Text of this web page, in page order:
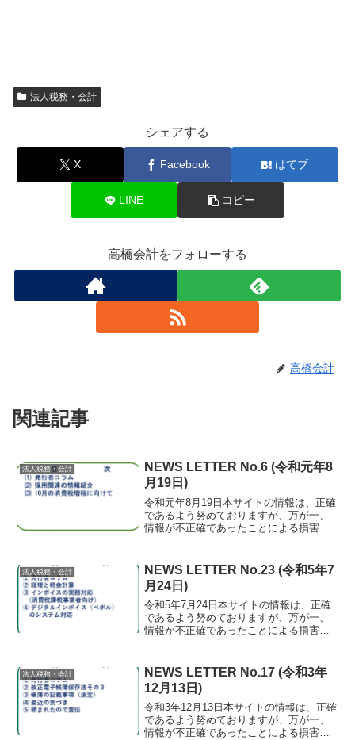
法人税務・会計
シェアする
X Facebook はてブ
LINE コピー
高橋会計をフォローする
高橋会計
関連記事
法人税務・会計
NEWS LETTER No.6 (令和元年8
月19日)
令和元年8月19日本サイトの情報は、正確
であるよう努めておりますが、万が一、
情報が不正確であったことによる損害に
ふぉレスト君田に行きました。ここは宿
泊もでき、コテージ...
法人税務・会計
NEWS LETTER No.23 (令和5年7
月24日)
令和5年7月24日本サイトの情報は、正確
であるよう努めておりますが、万が一、
情報が不正確であったことによる損害に
ちに繁忙期になり、更新が遅くなりまし
た。 Amazon...
法人税務・会計
NEWS LETTER No.17 (令和3年
12月13日)
令和3年12月13日本サイトの情報は、正確
であるよう努めておりますが、万が一、
情報が不正確であったことによる損害に